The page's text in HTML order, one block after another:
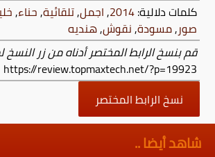
كلمات دلالية:2014
,اجمل,تلقائية,حناء,
صور,مسودة,نقوش,هنديه
قم بنسخ الرابط المختصر أدناه من زر النسخ
https://review.topmaxtech.net/?p=19923
نسخ الرابط المختصر
شاهد أيضا ..